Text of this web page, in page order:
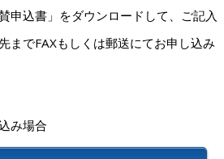
申込書」をダウンロードして、ご記入
までFAXもしくは郵送にてお申し込み
み場合